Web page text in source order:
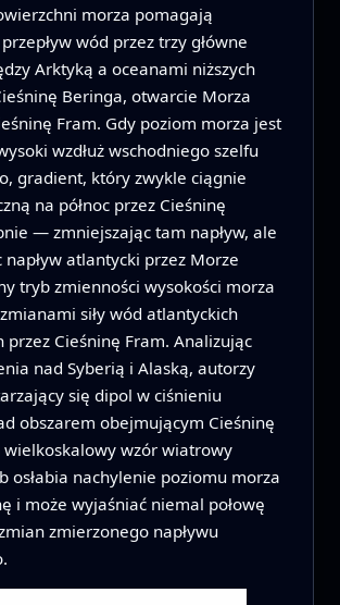
morza pomagają
wód przez trzy główne
Arktyką a oceanami niższych
Beringa, otwarcie Morza
Fram. Gdy poziom morza jest
wzdłuż wschodniego szelfu
gradient, który zwykle ciągnie
na północ przez Cieśninę
— zmniejszając tam napływ, ale
atlantycki przez Morze
tryb zmienności wysokości morza
siły wód atlantyckich
przez Cieśninę Fram. Analizując
nad Syberią i Alaską, autorzy
się dipol w ciśnieniu
obszarem obejmującym Cieśninę
wielkoskalowy wzór wiatrowy
osłabia nachylenie poziomu morza
i może wyjaśniać niemal połowę
zmierzonego napływu